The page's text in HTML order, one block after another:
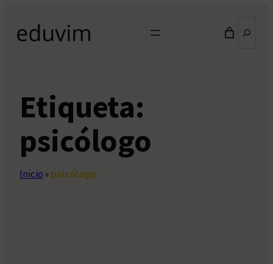
contenido
Etiqueta:
psicólogo
Inicio»psicólogo